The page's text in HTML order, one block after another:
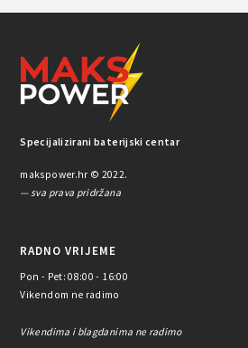
Specijalizirani baterijski centar
makspower.hr © 2022.
— sva prava pridržana
RADNO VRIJEME
Pon - Pet: 08:00 - 16:00
Vikendom ne radimo
Vikendima i blagdanima ne radimo